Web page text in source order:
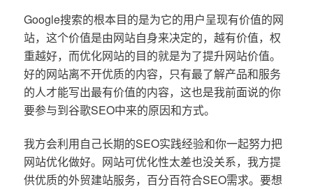
Google搜索的根本目的是为它的用户呈现有价值的网
站，这个价值是由网站自身来决定的，越有价值，权
重越好，而优化网站的目的就是为了提升网站价值。
好的网站离不开优质的内容，只有最了解产品和服务
的人才能写出最有价值的内容，这也是我前面说的你
要参与到谷歌SEO中来的原因和方式。
我方会利用自己长期的SEO实践经验和你一起努力把
网站优化做好。网站可优化性太差也没关系，我方提
供优质的外贸建站服务，百分百符合SEO需求。要想